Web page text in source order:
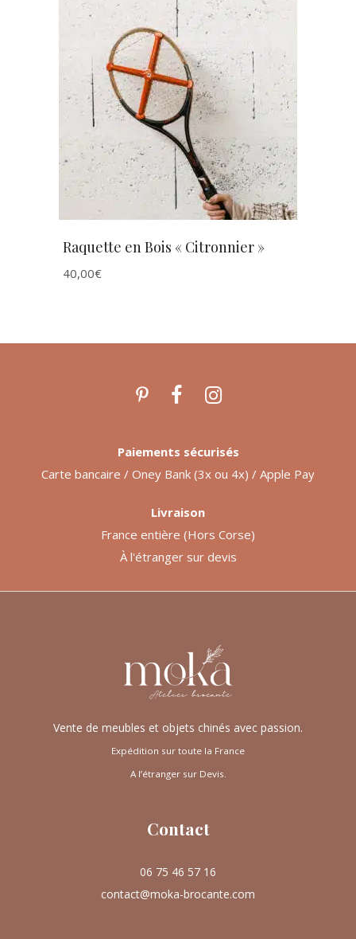
AJOUTER AU PANIER
Raquette en Bois « Citronnier »
40,00€
Vente de meubles et objets chinés avec passion.
Expédition sur toute la France
A l’étranger sur Devis.
Contact
06 75 46 57 16
contact@moka-brocante.com
Paiements sécurisés
Carte bancaire / Oney Bank (3x ou 4x) / Apple Pay
Livraison
France entière (Hors Corse)
À l'étranger sur devis